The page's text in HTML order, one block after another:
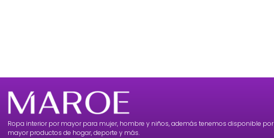
Ropa interior por mayor para mujer, hombre y niños, además tenemos disponible por
mayor productos de hogar, deporte y más.